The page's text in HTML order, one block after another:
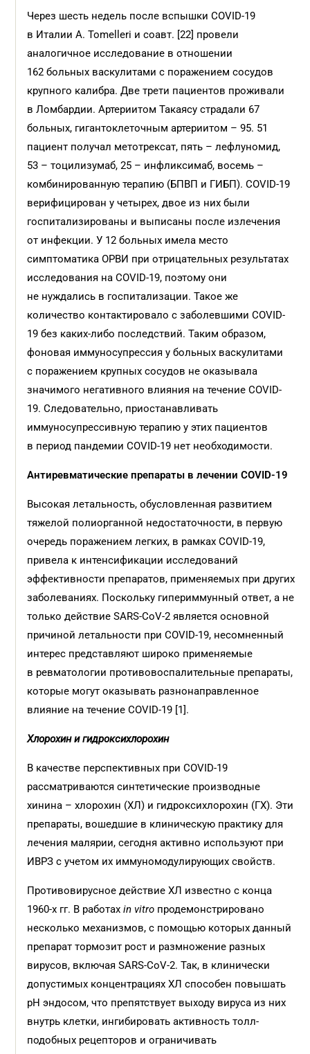
Через шесть недель после вспышки COVID-19
в Италии A. Tomelleri и соавт. [22] провели
аналогичное исследование в отношении
162 больных васкулитами с поражением сосудов
крупного калибра. Две трети пациентов проживали
в Ломбардии. Артериитом Такаясу страдали 67
больных, гигантоклеточным артериитом – 95. 51
пациент получал метотрексат, пять – лефлуномид,
53 – тоцилизумаб, 25 – инфликсимаб, восемь –
комбинированную терапию (БПВП и ГИБП). COVID-19
верифицирован у четырех, двое из них были
госпитализированы и выписаны после излечения
от инфекции. У 12 больных имела место
симптоматика ОРВИ при отрицательных результатах
исследования на COVID-19, поэтому они
не нуждались в госпитализации. Такое же
количество контактировало с заболевшими COVID-
19 без каких-либо последствий. Таким образом,
фоновая иммуносупрессия у больных васкулитами
с поражением крупных сосудов не оказывала
значимого негативного влияния на течение COVID-
19. Следовательно, приостанавливать
иммуносупрессивную терапию у этих пациентов
в период пандемии COVID-19 нет необходимости.
Антиревматические препараты в лечении COVID-19
Высокая летальность, обусловленная развитием
тяжелой полиорганной недостаточности, в первую
очередь поражением легких, в рамках COVID-19,
привела к интенсификации исследований
эффективности препаратов, применяемых при других
заболеваниях. Поскольку гипериммунный ответ, а не
только действие SARS-CoV-2 является основной
причиной летальности при COVID-19, несомненный
интерес представляют широко применяемые
в ревматологии противовоспалительные препараты,
которые могут оказывать разнонаправленное
влияние на течение COVID-19 [1].
Хлорохин и гидроксихлорохин
В качестве перспективных при COVID-19
рассматриваются синтетические производные
хинина – хлорохин (ХЛ) и гидроксихлорохин (ГХ). Эти
препараты, вошедшие в клиническую практику для
лечения малярии, сегодня активно используют при
ИВРЗ с учетом их иммуномодулирующих свойств.
Противовирусное действие ХЛ известно с конца
1960-х гг. В работахin vitro продемонстрировано
несколько механизмов, с помощью которых данный
препарат тормозит рост и размножение разных
вирусов, включая SARS-CoV-2. Так, в клинически
допустимых концентрациях ХЛ способен повышать
pH эндосом, что препятствует выходу вируса из них
внутрь клетки, ингибировать активность толл-
подобных рецепторов и ограничивать